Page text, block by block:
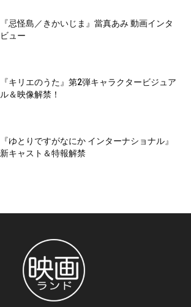
『忌怪島／きかいじま』當真あみ 動画インタ
ビュー
『キリエのうた』第2弾キャラクタービジュア
ル＆映像解禁！
『ゆとりですがなにか インターナショナル』
新キャスト＆特報解禁